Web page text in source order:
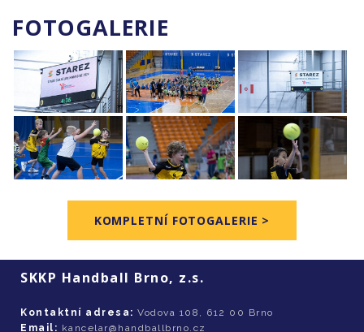
FOTOGALERIE
KOMPLETNÍ FOTOGALERIE >
SKKP Handball Brno, z.s.
Kontaktní adresa: Vodova 108, 612 00 Brno
Email: kancelar@handballbrno.cz